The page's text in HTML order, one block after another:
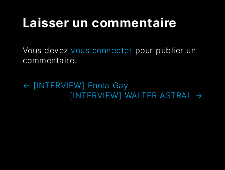
Laisser un commentaire
Vous devezvous connecter pour publier un
commentaire.
← [INTERVIEW] Enola Gay
[INTERVIEW] WALTER ASTRAL →